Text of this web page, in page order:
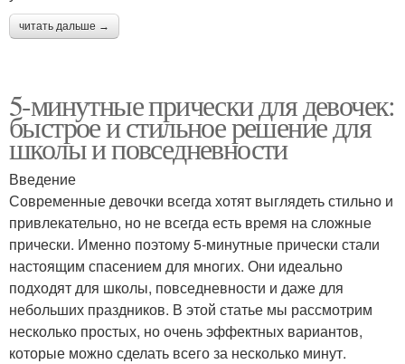
читать дальше →
5-минутные прически для девочек:
быстрое и стильное решение для
школы и повседневности
Введение
Современные девочки всегда хотят выглядеть стильно и
привлекательно, но не всегда есть время на сложные
прически. Именно поэтому 5-минутные прически стали
настоящим спасением для многих. Они идеально
подходят для школы, повседневности и даже для
небольших праздников. В этой статье мы рассмотрим
несколько простых, но очень эффектных вариантов,
которые можно сделать всего за несколько минут.